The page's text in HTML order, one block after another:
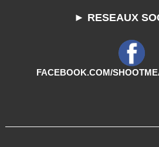
► RESEAUX
FACEBOOK.COM/